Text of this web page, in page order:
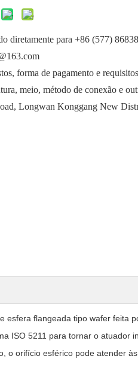
diretamente para +86 (577)
forma de pagamento e
meio, método de conexão e
Longwan Konggang New
esfera flangeada tipo wafer feita
ISO 5211 para tornar o atuador
o orifício esférico pode atender